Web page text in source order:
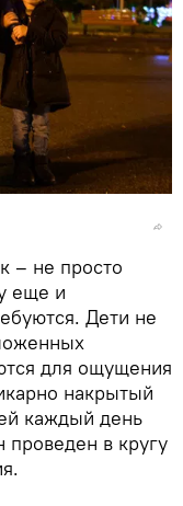
– не просто
еще и
Дети не
для ощущения
накрытый
каждый день
в кругу